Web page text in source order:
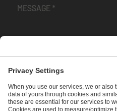
andPrivacy Policy